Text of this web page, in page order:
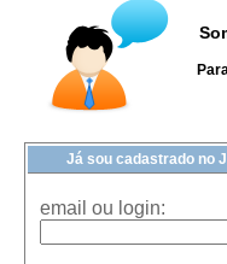
Já sou cadastrado no
email ou login: